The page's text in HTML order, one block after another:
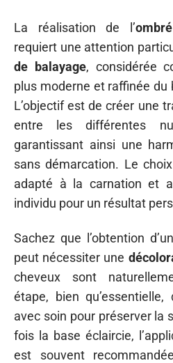
La réalisation de l’
requiert une attention
de balayage, considérée
plus moderne et raffinée du
L’objectif est de créer une
entre les différentes
garantissant ainsi une
sans démarcation. Le
adapté à la carnation et
individu pour un résultat
Sachez que l’obtention
peut nécessiter une
cheveux sont
étape, bien
avec soin pour préserver la
fois la base éclaircie,
est souvent